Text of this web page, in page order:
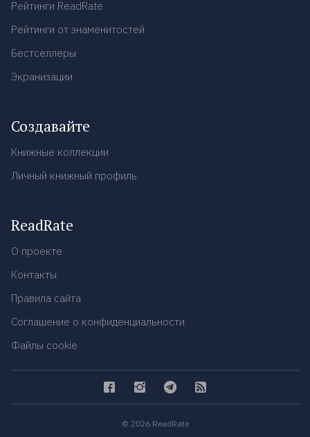
Рейтинги ReadRate
Рейтинги от знаменитостей
Бестселлеры
Экранизации
Создавайте
Книжные коллекции
Личный книжный профиль
ReadRate
О проекте
Контакты
Правила сайта
Соглашение о конфиденциальности
Файлы cookie
© 2026 ReadRate